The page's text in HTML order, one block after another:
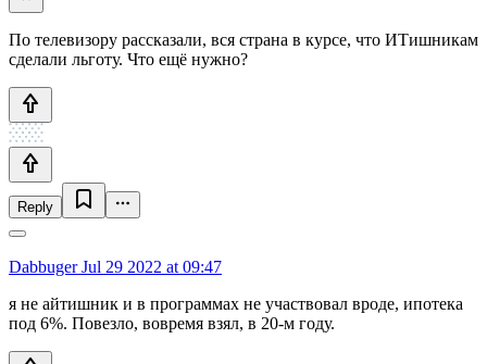
По телевизору рассказали, вся страна в курсе, что ИТишникам
сделали льготу. Что ещё нужно?
Reply
DabbugerJul 29 2022 at 09:47
я не айтишник и в программах не участвовал вроде, ипотека
под 6%. Повезло, вовремя взял, в 20-м году.